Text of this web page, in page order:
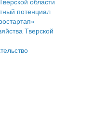
малого и
потенциал
Тверской